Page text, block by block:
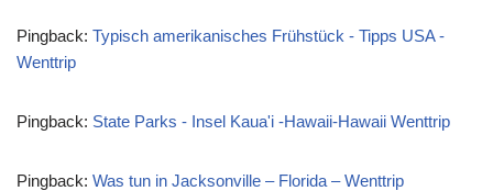
Pingback: Typisch amerikanisches Frühstück - Tipps USA -
Wenttrip
Pingback: State Parks - Insel Kaua'i -Hawaii-Hawaii Wenttrip
Pingback: Was tun in Jacksonville – Florida – Wenttrip